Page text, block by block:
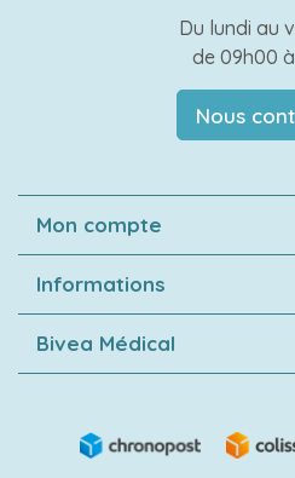
Du lundi au
de 09h00 à
Nous
Mon compte
Informations
Bivea Médical